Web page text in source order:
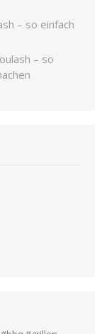
– so einfach
– so